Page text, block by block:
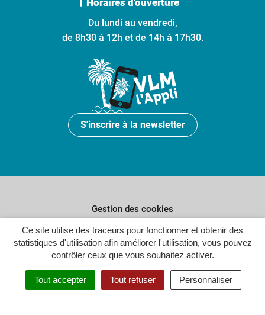
Ce site utilise des traceurs pour fonctionner et obtenir des
statistiques d'utilisation afin améliorer l'utilisation, vous pouvez
contrôler ceux que vous souhaitez activer.
Tout accepter Tout refuser Personnaliser
Horaires d'ouverture
Du lundi au vendredi,
de 8h30 à 12h et de 14h à 17h30.
S'inscrire à la newsletter
Gestion des cookies
Plan du site
Politique de confidentialité
Crédits